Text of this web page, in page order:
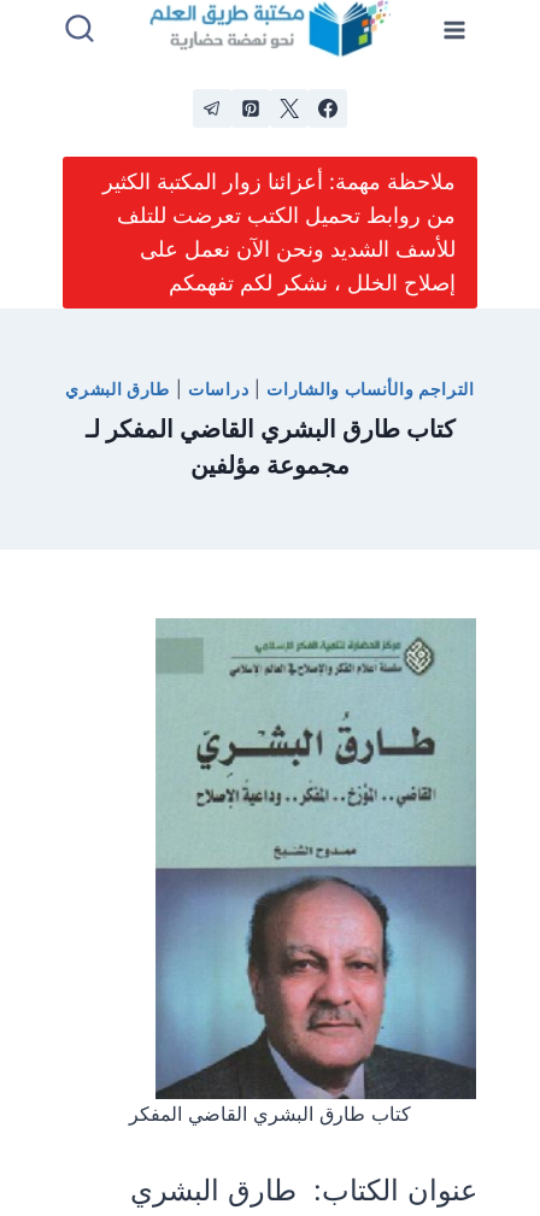
ملاحظة مهمة: أعزائنا زوار المكتبة الكثير
من روابط تحميل الكتب تعرضت للتلف
للأسف الشديد ونحن الآن نعمل على
إصلاح الخلل ، نشكر لكم تفهمكم
التراجم والأنساب والشارات دراسات طارق البشري
كتاب طارق البشري القاضي المفكر لـ
مجموعة مؤلفين
كتاب طارق البشري القاضي المفكر
عنوان الكتاب: طارق البشري